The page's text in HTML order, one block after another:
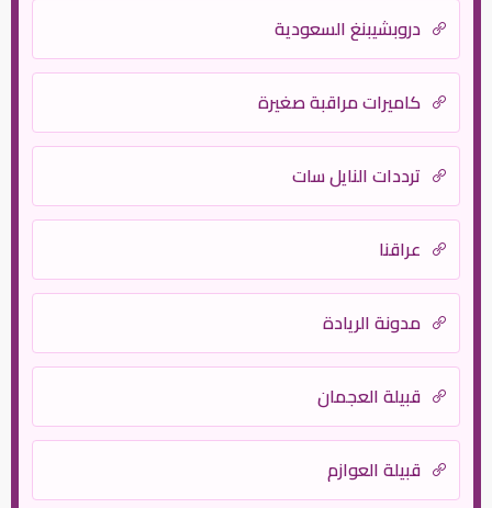
دروبشيبنغ السعودية
كاميرات مراقبة صغيرة
ترددات النايل سات
عراقنا
مدونة الريادة
قبيلة العجمان
قبيلة العوازم